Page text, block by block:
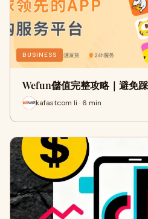
BUSINESS
Wefun儲值完整攻略｜避免
kafastcom li · 6 min